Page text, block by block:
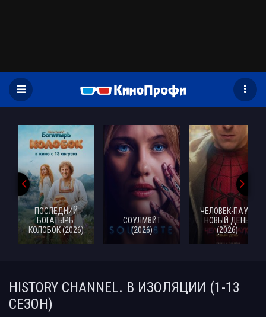
ПОСЛЕДНИЙ
БОГАТЫРЬ.
КОЛОБОК (2026)
СОУЛМ8ЙТ
(2026)
ЧЕЛОВЕК-ПАУК:
НОВЫЙ ДЕНЬ
(2026)
HISTORY CHANNEL. В ИЗОЛЯЦИИ (1-13
СЕЗОН)